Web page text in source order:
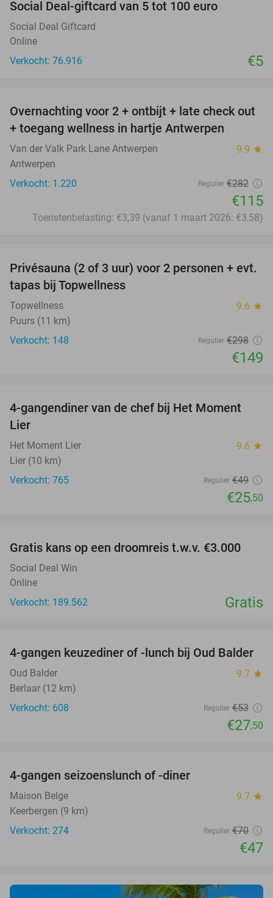
Social Deal-giftcard van 5 tot 100 euro
Social Deal Giftcard
Online
Verkocht: 76.916
€5
59%
Overnachting voor 2 + ontbijt + late check out
+ toegang wellness in hartje Antwerpen
Van der Valk Park Lane Antwerpen 9.9 star
Antwerpen
Verkocht: 1.220
Regulier €282
€115
Toeristenbelasting: €3,39 (vanaf 1 maart 2026: €3,58)
50%
Privésauna (2 of 3 uur) voor 2 personen + evt.
tapas bij Topwellness
Topwellness 9.6 star
Puurs (11 km)
Verkocht: 148
Regulier €298
€149
48%
4-gangendiner van de chef bij Het Moment
Lier
Het Moment Lier 9.6 star
Lier (10 km)
Verkocht: 765
Regulier €49
€25,50
Gratis kans op een droomreis t.w.v. €3.000
Social Deal Win
Online
Verkocht: 189.562
Gratis
48%
4-gangen keuzediner of -lunch bij Oud Balder
Oud Balder 9.7 star
Berlaar (12 km)
Verkocht: 608
Regulier €53
€27,50
4-gangen seizoenslunch of -diner
Maison Belge 9.7 star
Keerbergen (9 km)
Verkocht: 274
Regulier €70
€47